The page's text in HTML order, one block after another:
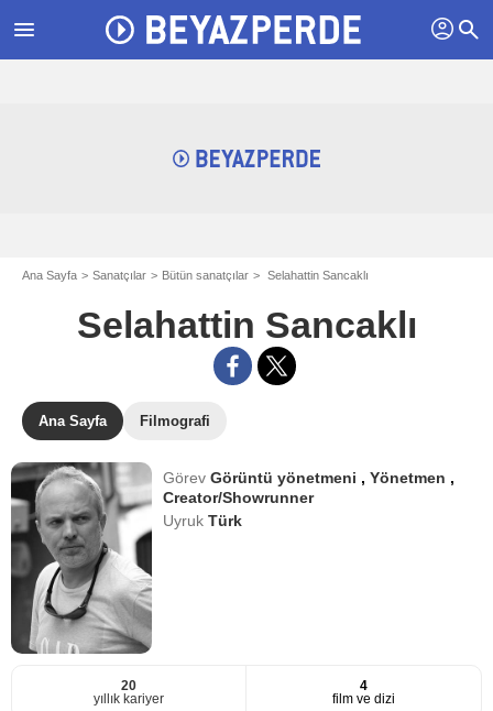
menu profil search
Ana Sayfa Sanatçılar Bütün sanatçılar Selahattin Sancaklı
Selahattin Sancaklı
Ana Sayfa Filmografi
GörevGörüntü yönetmeni ,Yönetmen ,
Creator/Showrunner
UyrukTürk
20
yıllık kariyer
4
film ve dizi